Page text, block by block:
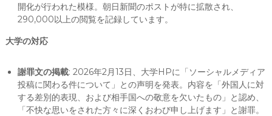
開化が行われた模様。朝日新聞のポストが特に拡散され、
290,000以上の閲覧を記録しています。
大学の対応
謝罪文の掲載: 2026年2月13日、大学HPに「ソーシャルメディア
投稿に関わる件について」との声明を発表。内容を「外国人に対
する差別的表現、および相手国への敬意を欠いたもの」と認め、
「不快な思いをされた方々に深くおわび申し上げます」と謝罪。